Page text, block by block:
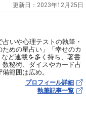
更新日： 2023年12月25日
いや心理テストの執筆・
めの星占い」「幸せのカ
ど連載を多く持ち、著書
秘術、ダイスやカード占
範囲は広め。
プロフィール詳細
執筆記事一覧